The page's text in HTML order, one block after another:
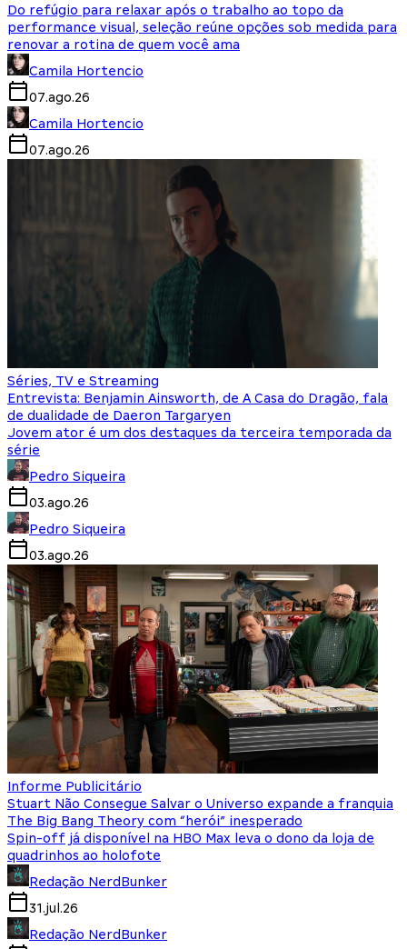
Do refúgio para relaxar após o trabalho ao topo da
performance visual, seleção reúne opções sob medida para
renovar a rotina de quem você ama
Camila Hortencio
07.ago.26
Camila Hortencio
07.ago.26
Séries, TV e Streaming
Entrevista: Benjamin Ainsworth, de A Casa do Dragão, fala
de dualidade de Daeron Targaryen
Jovem ator é um dos destaques da terceira temporada da
série
Pedro Siqueira
03.ago.26
Pedro Siqueira
03.ago.26
Informe Publicitário
Stuart Não Consegue Salvar o Universo expande a franquia
The Big Bang Theory com “herói” inesperado
Spin-off já disponível na HBO Max leva o dono da loja de
quadrinhos ao holofote
Redação NerdBunker
31.jul.26
Redação NerdBunker